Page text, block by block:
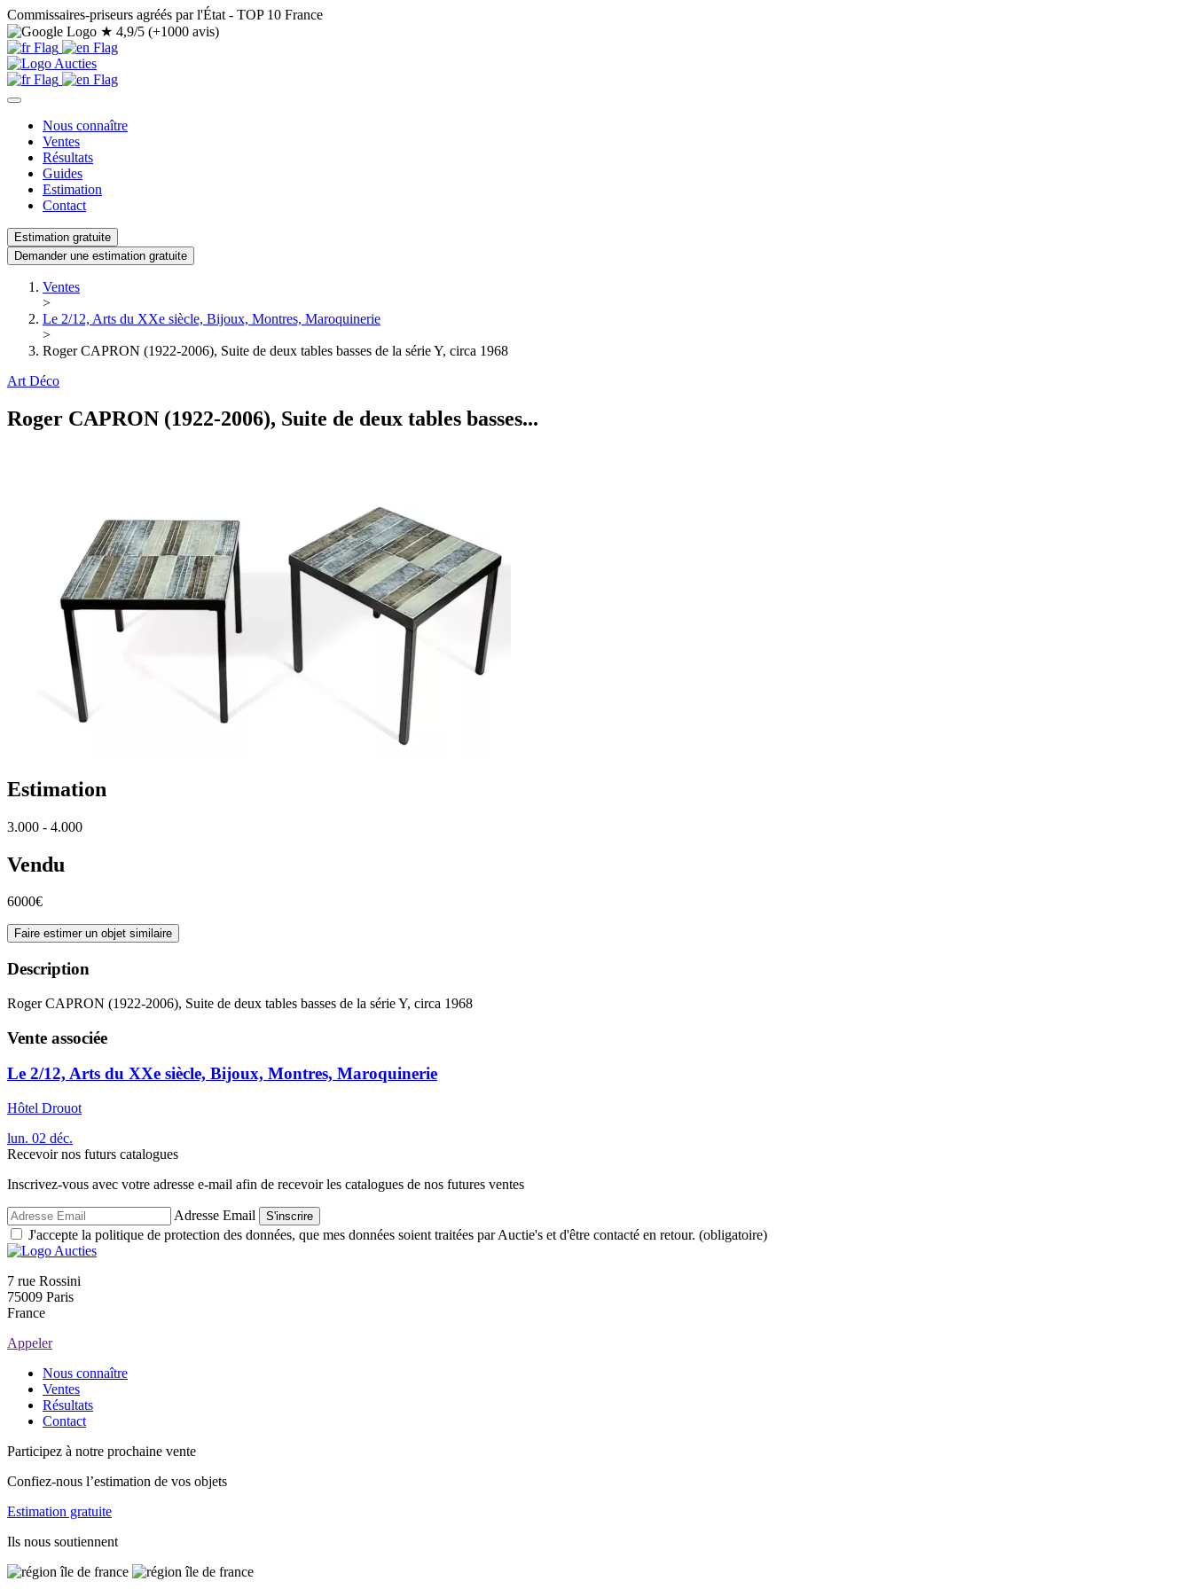
Commissaires-priseurs agréés par l'État - TOP 10 France
★ 4,9/5 (+1000 avis)
Nous connaître
Ventes
Résultats
Guides
Estimation
Contact
Estimation gratuite
Demander une estimation gratuite
Ventes
>
Le 2/12, Arts du XXe siècle, Bijoux, Montres, Maroquinerie
>
Roger CAPRON (1922-2006), Suite de deux tables basses de la série Y, circa 1968
Art Déco
Roger CAPRON (1922-2006), Suite de deux tables basses...
Estimation
3.000 - 4.000
Vendu
6000€
Faire estimer un objet similaire
Description
Roger CAPRON (1922-2006), Suite de deux tables basses de la série Y, circa 1968
Vente associée
Le 2/12, Arts du XXe siècle, Bijoux, Montres, Maroquinerie
Hôtel Drouot
lun. 02 déc.
Recevoir nos futurs catalogues
Inscrivez-vous avec votre adresse e-mail afin de recevoir les catalogues de nos futures ventes
Adresse Email S'inscrire
J'accepte la politique de protection des données, que mes données soient traitées par Auctie's et d'être contacté en retour. (obligatoire)
7 rue Rossini
75009 Paris
France
Appeler
Nous connaître
Ventes
Résultats
Contact
Participez à notre prochaine vente
Confiez-nous l’estimation de vos objets
Estimation gratuite
Ils nous soutiennent